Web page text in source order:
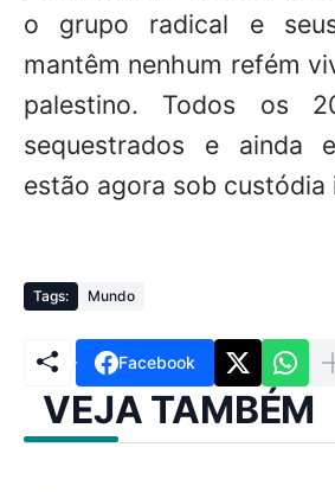
o grupo radical e
mantêm nenhum refém
palestino. Todos os
sequestrados e ainda
estão agora sob custódia
Tags: Mundo
Facebook
VEJA TAMBÉM